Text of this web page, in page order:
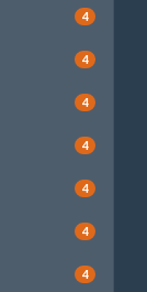
4
4
4
4
4
4
4